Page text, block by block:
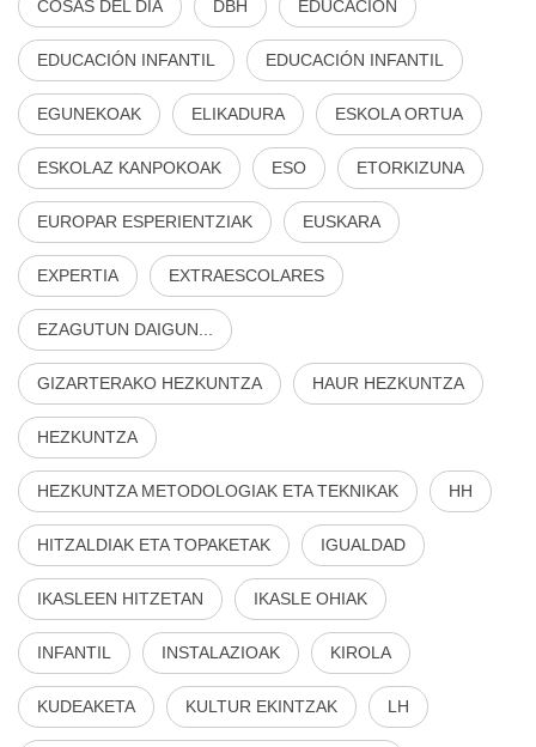
COSAS DEL DÍA DBH EDUCACIÓN
EDUCACIÓN INFANTIL EDUCACIÓN INFANTIL
EGUNEKOAK ELIKADURA ESKOLA ORTUA
ESKOLAZ KANPOKOAK ESO ETORKIZUNA
EUROPAR ESPERIENTZIAK EUSKARA
EXPERTIA EXTRAESCOLARES
EZAGUTUN DAIGUN...
GIZARTERAKO HEZKUNTZA HAUR HEZKUNTZA
HEZKUNTZA
HEZKUNTZA METODOLOGIAK ETA TEKNIKAK HH
HITZALDIAK ETA TOPAKETAK IGUALDAD
IKASLEEN HITZETAN IKASLE OHIAK
INFANTIL INSTALAZIOAK KIROLA
KUDEAKETA KULTUR EKINTZAK LH